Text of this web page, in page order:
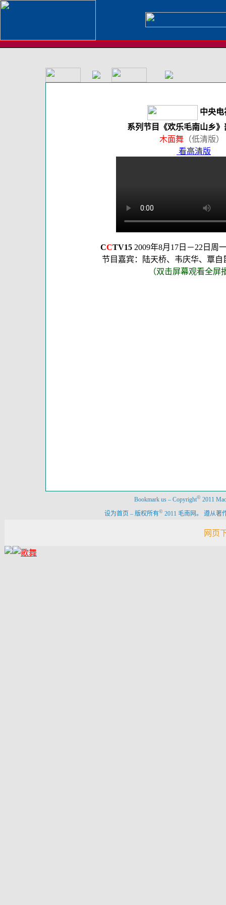
中央电
系列节目《欢乐毛南山乡
木面舞 （低清版）
看高清版
CCTV152009年8月17日－22日周
节目嘉宾：陆天桥、韦庆华、覃自
（双击屏幕观看全屏
Bookmark us – Copyright© 2011
设为首页 – 版权所有© 2011 毛南网。 遵从著
网页